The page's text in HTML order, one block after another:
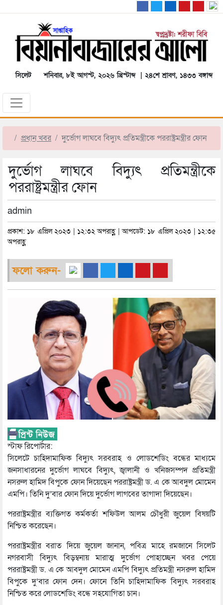
সিলেট শনিবার, ৮ই আগস্ট, ২০২৬ খ্রিস্টাব্দ | ২৪শে শ্রাবণ, ১৪৩৩ বঙ্গাব্দ
প্রধান খবর দুর্ভোগ লাঘবে বিদ্যুৎ প্রতিমন্ত্রীকে পররাষ্ট্রমন্ত্রীর ফোন
দুর্ভোগ লাঘবে বিদ্যুৎ প্রতিমন্ত্রীকে
পররাষ্ট্রমন্ত্রীর ফোন
admin
প্রকাশ: ১৮ এপ্রিল ২০২৩ | ১২:৩২ অপরাহ্ণ | আপডেট: ১৮ এপ্রিল ২০২৩ | ১২:৩৫
অপরাহ্ণ
ফলো করুন-
স্টাফ রিপোর্টার:
সিলেটে চাহিদামাফিক বিদ্যুৎ সরবরাহ ও লোডশেডিং বন্ধের মাধ্যমে
জনসাধারনের দুর্ভোগ লাঘবে বিদ্যুৎ, জ্বালানী ও খনিজসম্পদ প্রতিমন্ত্রী
নসরুল হামিদ বিপুকে ফোন দিয়েছেন পররাষ্ট্রমন্ত্রী ড. এ কে আবদুল মোমেন
এমপি। তিনি দু’বার ফোন দিয়ে দুর্ভোগ লাগবের তাগাদা দিয়েছেন।
পররাষ্ট্রমন্ত্রীর ব্যক্তিগত কর্মকর্তা শফিউল আলম চৌধুরী জুয়েল বিষয়টি
নিশ্চিত করেছেন।
পররাষ্ট্রমন্ত্রীর বরাত দিয়ে জুয়েল জানান, পবিত্র মাহে রমজানে সিলেট
নগরবাসী বিদ্যুৎ বিড়ম্বনায় মারাত্ম দুর্ভোগ পোহাচ্ছেন খবর পেয়ে
পররাষ্ট্রমন্ত্রী ড. এ কে আবদুল মোমেন এমপি বিদ্যুৎ প্রতিমন্ত্রী নসরুল হামিদ
বিপুকে দু’বার ফোন দেন। ফোনে তিনি চাহিদামাফিক বিদ্যুৎ সরবরাহ
নিশ্চিত করে লোডশেডিং বন্ধে সহযোগিতা চান।